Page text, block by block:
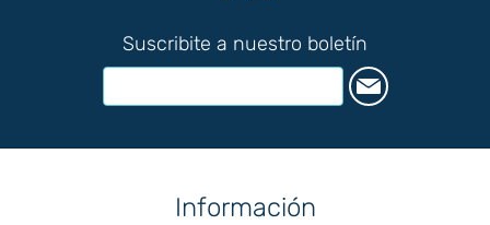
Suscribite a nuestro boletín
Información